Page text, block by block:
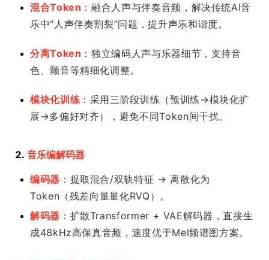
混合Token ：融合人声与伴奏音频，解决传统AI音
乐中“人声伴奏割裂”问题，提升声乐和谐度。
分离Token ：独立编码人声与乐器细节，支持音
色、颤音等精细化调整。
模块化训练 ：采用三阶段训练（预训练→模块化扩
展→多偏好对齐），避免不同Token间干扰。
2. 音乐编解码器
编码器 ：提取混合/双轨特征 → 离散化为
Token（残差向量量化RVQ）。
解码器 ：扩散Transformer + VAE解码器，直接生
成48kHz高保真音频，速度优于Mel频谱图方案。